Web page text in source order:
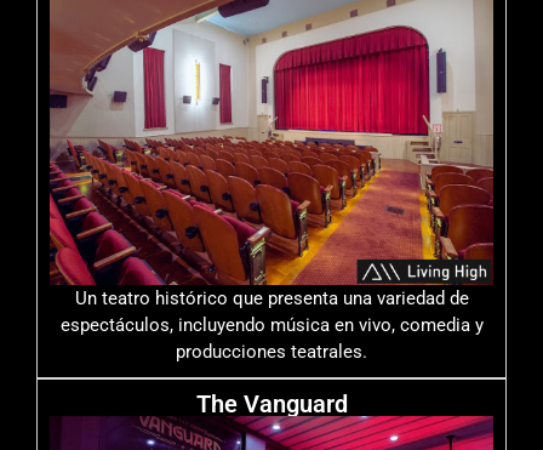
Un teatro histórico que presenta una variedad de
espectáculos, incluyendo música en vivo, comedia y
producciones teatrales.
The Vanguard